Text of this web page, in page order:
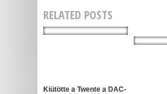
RELATED POSTS
Kiütötte a Twente a DAC-